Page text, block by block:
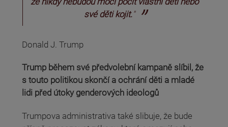
své děti kojit."
Donald J. Trump
Trump během své předvolební kampaně slíbil, že
s touto politikou skončí a ochrání děti a mladé
lidi před útoky genderových ideologů
Trumpova administrativa také slibuje, že bude